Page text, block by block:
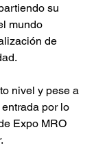
su
mundo
de
nivel y pese a
por lo
Expo MRO